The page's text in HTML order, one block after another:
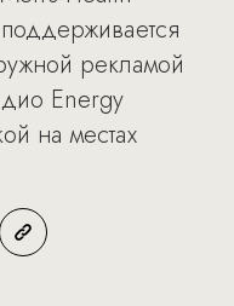
рекламой
Energy
на местах